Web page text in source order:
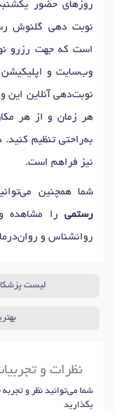
نوبت دهی گلنوش
است که جهت رزرو
وب‌سایت و اپلیکیشن
نوبت‌دهی آنلاین این
هر زمان و از هر
به‌راحتی تنظیم
نیز فراهم است.
شما همچنین
رستمی را مشاهده
روانشناس و
لیست
نظرات و
شما می‌توانید نظر و
بگذارید